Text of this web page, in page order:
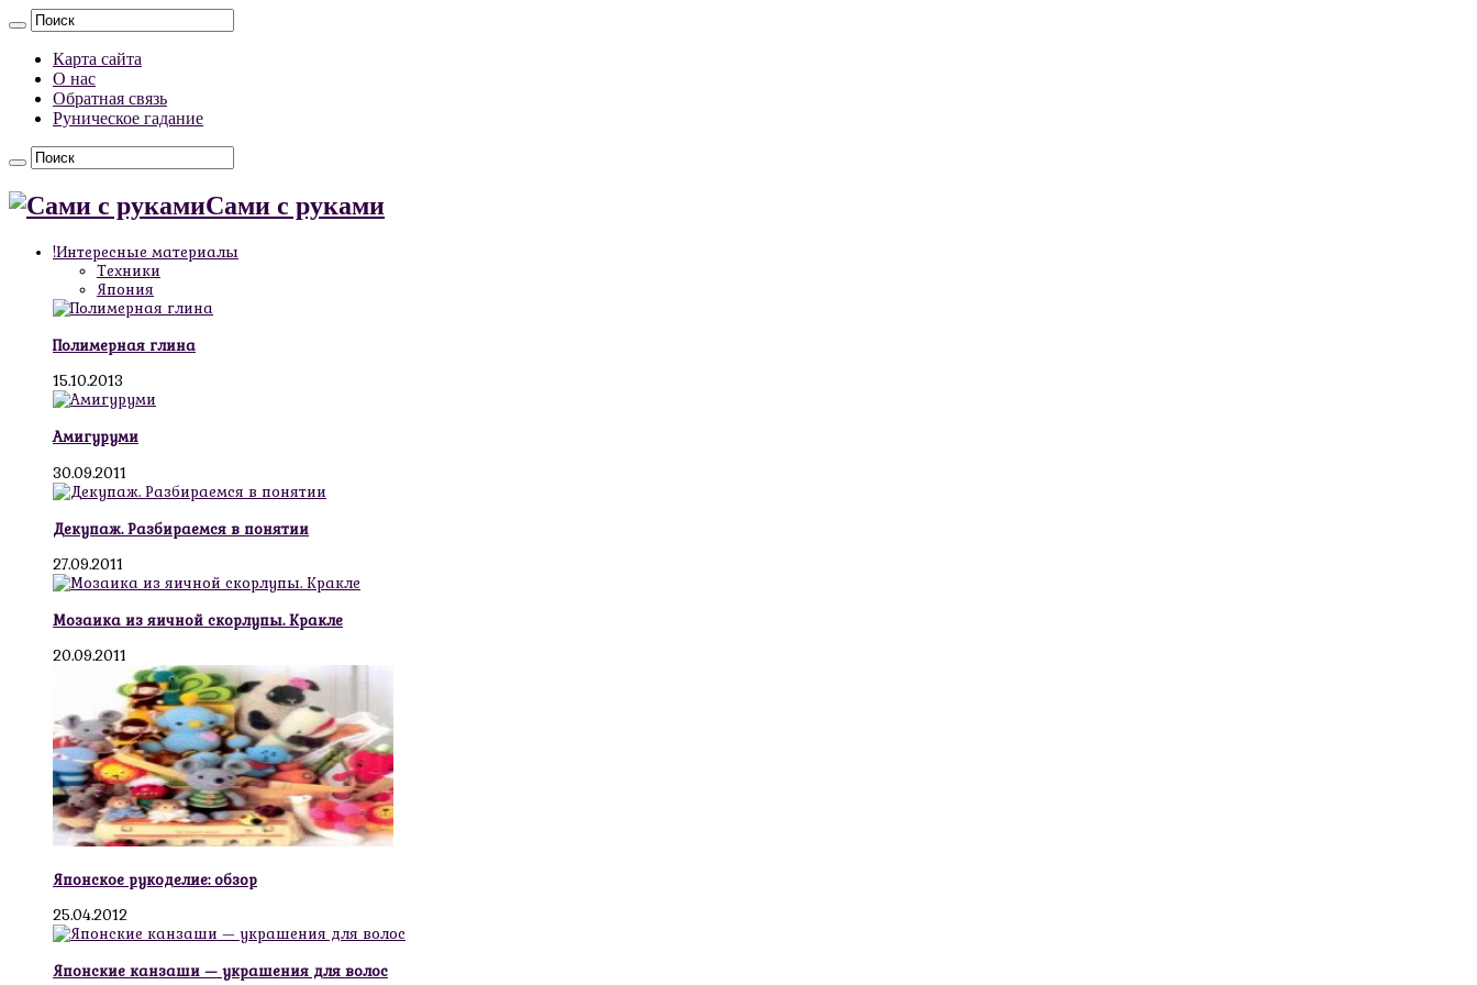
Карта сайта
О нас
Обратная связь
Руническое гадание
Сами с руками
!Интересные материалы
Техники
Япония
Полимерная глина
15.10.2013
Амигуруми
30.09.2011
Декупаж. Разбираемся в понятии
27.09.2011
Мозаика из яичной скорлупы. Кракле
20.09.2011
Японское рукоделие: обзор
25.04.2012
Японские канзаши — украшения для волос